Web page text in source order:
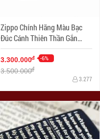
Zippo Chính Hãng Màu Bạc
Đúc Cánh Thiên Thần Gắn
Ngọc Xanh Bên Sườn
3.300.000đ -6%
3.500.000đ
3.277